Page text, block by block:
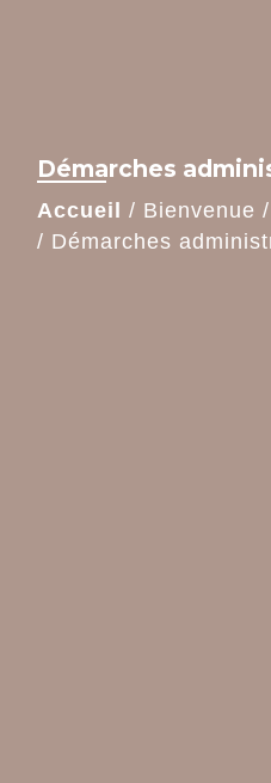
Démarches
Accueil / Bienvenue /
/ Démarches